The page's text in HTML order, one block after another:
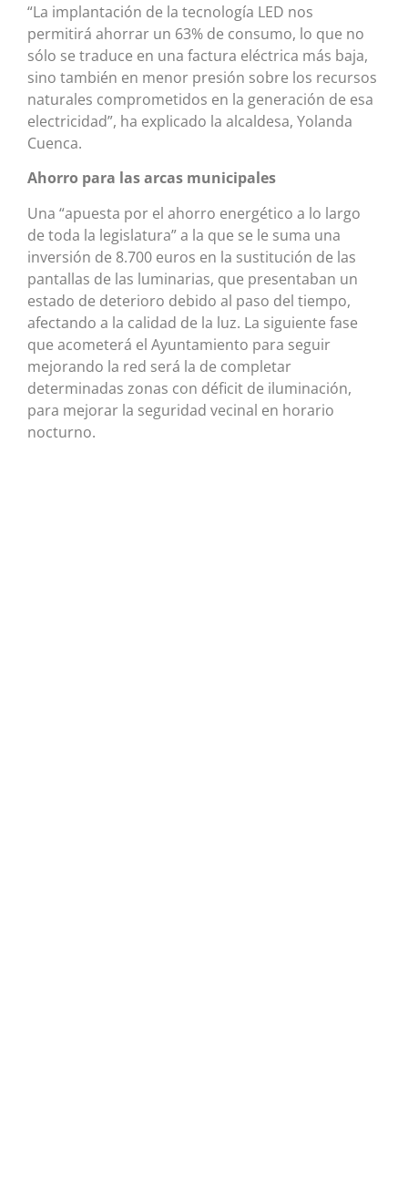
“La implantación de la tecnología LED nos
permitirá ahorrar un 63% de consumo, lo que no
sólo se traduce en una factura eléctrica más baja,
sino también en menor presión sobre los recursos
naturales comprometidos en la generación de esa
electricidad”, ha explicado la alcaldesa, Yolanda
Cuenca.
Ahorro para las arcas municipales
Una “apuesta por el ahorro energético a lo largo
de toda la legislatura” a la que se le suma una
inversión de 8.700 euros en la sustitución de las
pantallas de las luminarias, que presentaban un
estado de deterioro debido al paso del tiempo,
afectando a la calidad de la luz. La siguiente fase
que acometerá el Ayuntamiento para seguir
mejorando la red será la de completar
determinadas zonas con déficit de iluminación,
para mejorar la seguridad vecinal en horario
nocturno.